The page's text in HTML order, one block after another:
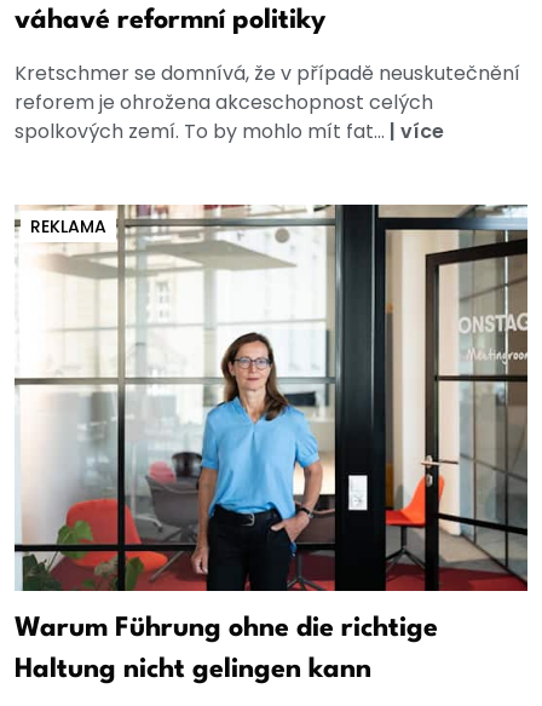
váhavé reformní politiky
Kretschmer se domnívá, že v případě neuskutečnění
reforem je ohrožena akceschopnost celých
spolkových zemí. To by mohlo mít fat... | více
REKLAMA
Warum Führung ohne die richtige
Haltung nicht gelingen kann